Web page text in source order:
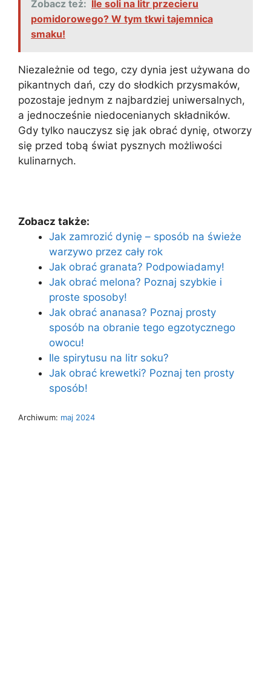
Zobacz też: Ile soli na litr przecieru
pomidorowego? W tym tkwi tajemnica
smaku!
Niezależnie od tego, czy dynia jest używana do
pikantnych dań, czy do słodkich przysmaków,
pozostaje jednym z najbardziej uniwersalnych,
a jednocześnie niedocenianych składników.
Gdy tylko nauczysz się jak obrać dynię, otworzy
się przed tobą świat pysznych możliwości
kulinarnych.
Zobacz także:
Jak zamrozić dynię – sposób na świeże
warzywo przez cały rok
Jak obrać granata? Podpowiadamy!
Jak obrać melona? Poznaj szybkie i
proste sposoby!
Jak obrać ananasa? Poznaj prosty
sposób na obranie tego egzotycznego
owocu!
Ile spirytusu na litr soku?
Jak obrać krewetki? Poznaj ten prosty
sposób!
Archiwum: maj 2024